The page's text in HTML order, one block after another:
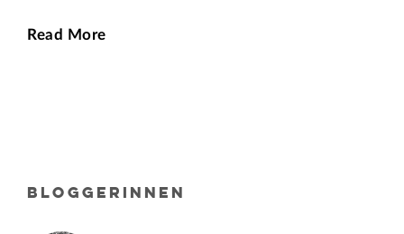
Read More
BLOGGERINNEN